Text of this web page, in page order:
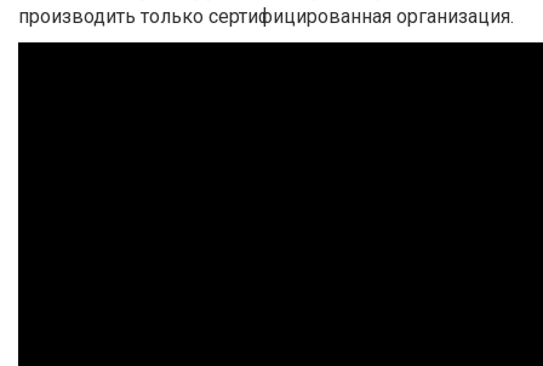
производить только сертифицированная организация.